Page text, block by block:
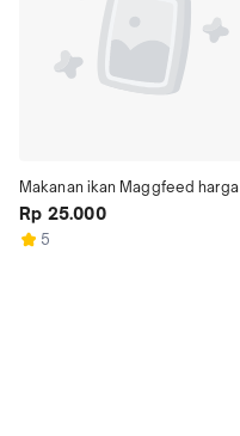
Makanan ikan Maggfeed harga
per pcs
Rp 25.000
5